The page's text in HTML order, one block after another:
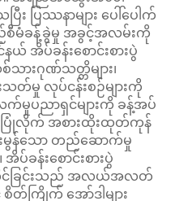
ြဿနာများ ပေါ်ပေါက်
ည်စီမံခန့်ခွဲမှု အခွင့်အလမ်းကို
ယ် အိပ်ခန်းစောင်းစားပွဲ
ားဂုဏ်သတ္တိများ၊
တ်မှု လုပ်ငန်းစဉ်များကို
မှုပညာရှင်များကို ခန့်အပ်
ြုံလိုက် အစားထိုးထုတ်ကုန်
းမွန်သော တည်ဆောက်မှု
န်းစောင်းစားပွဲ
ခြင်းသည် အလယ်အလတ်
စိတ်ကြိုက် အော်ဒါများ